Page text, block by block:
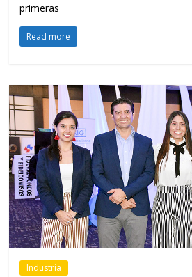
primeras
Read more
Industria